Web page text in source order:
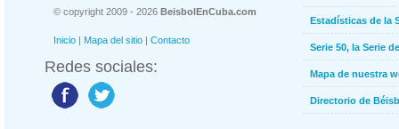
© copyright 2009 - 2026 BeisbolEnCuba.com
Inicio | Mapa del sitio | Contacto
Redes sociales:
Estadísticas de la
Serie 50, la Serie
Mapa de nuestra
Directorio de